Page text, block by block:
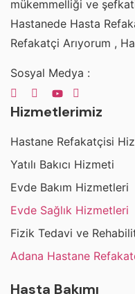
mükemmelliği ve
Hastanede Hasta
Refakatçi Arıyorum ,
Sosyal Medya :
Hizmetlerimiz
Hastane Refakatçisi
Yatılı Bakıcı Hizmeti
Evde Bakım Hizmetleri
Evde Sağlık Hizmetleri
Fizik Tedavi ve
Adana Hastane
Hasta Bakımı